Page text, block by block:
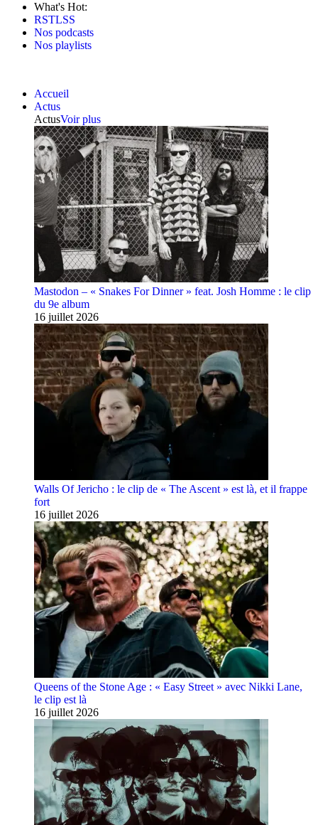
What's Hot:
RSTLSS
Nos podcasts
Nos playlists
Accueil
Actus
ActusVoir plus
Mastodon – « Snakes For Dinner » feat. Josh Homme : le clip
du 9e album
16 juillet 2026
Walls Of Jericho : le clip de « The Ascent » est là, et il frappe
fort
16 juillet 2026
Queens of the Stone Age : « Easy Street » avec Nikki Lane,
le clip est là
16 juillet 2026